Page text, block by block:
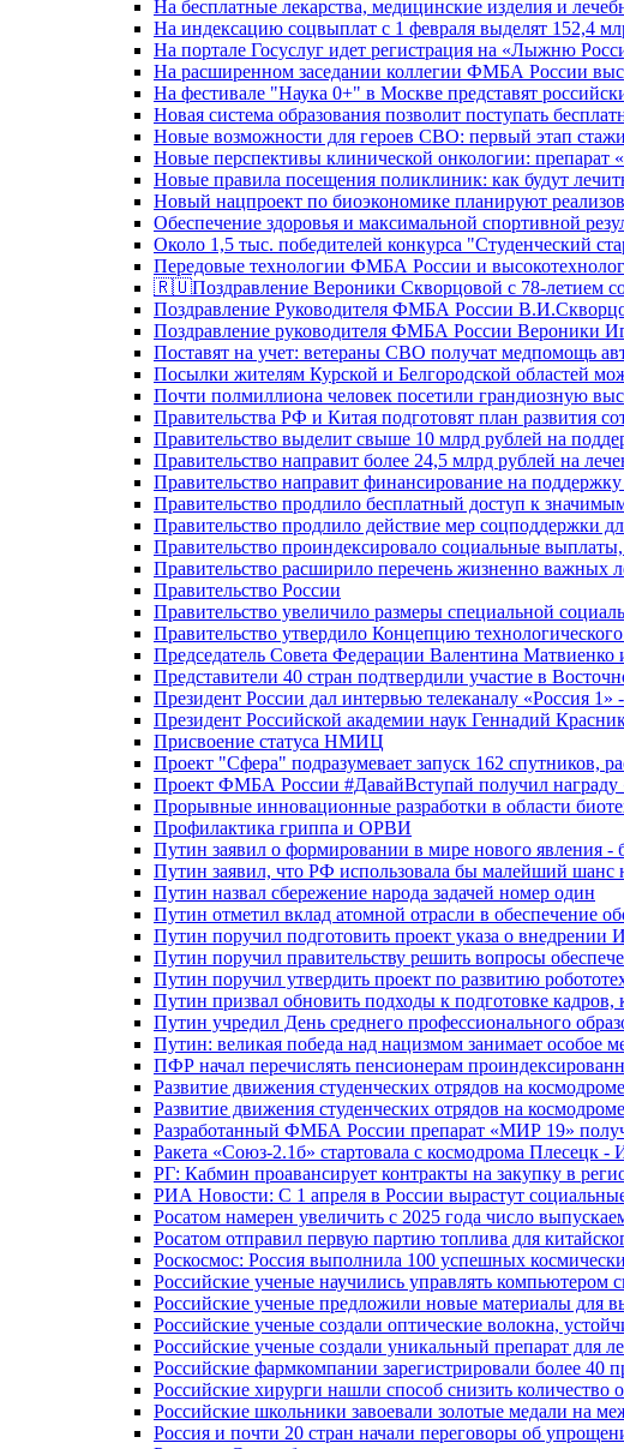
На бесплатные лекарства, медицинские изделия и
На индексацию соцвыплат с 1 февраля выделят 152,4
На портале Госуслуг идет регистрация на «Лыжню
На расширенном заседании коллегии ФМБА России
На фестивале "Наука 0+" в Москве представят
Новая система образования позволит поступать
Новые возможности для героев СВО: первый этап
Новые перспективы клинической онкологии:
Новые правила посещения поликлиник: как будут
Новый нацпроект по биоэкономике планируют
Обеспечение здоровья и максимальной спортивной
Около 1,5 тыс. победителей конкурса "Студенческий
Передовые технологии ФМБА России и
🇷🇺Поздравление Вероники Скворцовой с 78-летием
Поздравление Руководителя ФМБА России
Поздравление руководителя ФМБА России Вероники
Поставят на учет: ветераны СВО получат медпомощь
Посылки жителям Курской и Белгородской областей
Почти полмиллиона человек посетили грандиозную
Правительства РФ и Китая подготовят план развития
Правительство выделит свыше 10 млрд рублей на
Правительство направит более 24,5 млрд рублей на
Правительство направит финансирование на
Правительство продлило бесплатный доступ к
Правительство продлило действие мер
Правительство проиндексировало социальные
Правительство расширило перечень жизненно важных
Правительство России
Правительство увеличило размеры специальной
Правительство утвердило Концепцию
Председатель Совета Федерации Валентина
Представители 40 стран подтвердили участие в
Президент России дал интервью телеканалу «Россия 1»
Президент Российской академии наук Геннадий
Присвоение статуса НМИЦ
Проект "Сфера" подразумевает запуск 162 спутников,
Проект ФМБА России #ДавайВступай получил награду
Прорывные инновационные разработки в области
Профилактика гриппа и ОРВИ
Путин заявил о формировании в мире нового явления -
Путин заявил, что РФ использовала бы малейший шанс
Путин назвал сбережение народа задачей номер один
Путин отметил вклад атомной отрасли в обеспечение
Путин поручил подготовить проект указа о
Путин поручил правительству решить вопросы
Путин поручил утвердить проект по развитию
Путин призвал обновить подходы к подготовке
Путин учредил День среднего профессионального
Путин: великая победа над нацизмом занимает особое
ПФР начал перечислять пенсионерам
Развитие движения студенческих отрядов на
Развитие движения студенческих отрядов на
Разработанный ФМБА России препарат «МИР 19»
Ракета «Союз-2.1б» стартовала с космодрома Плесецк -
РГ: Кабмин проавансирует контракты на закупку в
РИА Новости: С 1 апреля в России вырастут
Росатом намерен увеличить с 2025 года число
Росатом отправил первую партию топлива для
Роскосмос: Россия выполнила 100 успешных
Российские ученые научились управлять
Российские ученые предложили новые материалы для
Российские ученые создали оптические волокна,
Российские ученые создали уникальный препарат для
Российские фармкомпании зарегистрировали более 40
Российские хирурги нашли способ снизить количество
Российские школьники завоевали золотые медали на
Россия и почти 20 стран начали переговоры об